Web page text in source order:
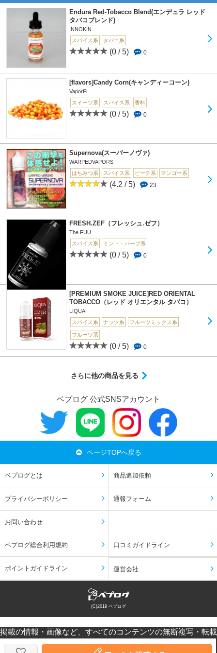
Endura Red-Tobacco Blend(エンデュラ レッド
タバコブレンド)
INNOKIN
スパイス系
タバコ系
(0 / 5) 0
[flavors]Candy Corn(キャンディーコーン)
VaporFi
スイーツ系
スパイス系 香料
(0 / 5) 0
Supernova(スーパーノヴァ)
WARPEDVAPORS
はちみつ系
スパイス系 ピーチ系 マンゴー系
(4.2 / 5) 23
FRESH.ZEF（フレッシュ.ゼフ）
The FUU
スパイス系
ミント・ハーブ系
(0 / 5) 0
[PREMIUM SMOKE JUICE]RED ORIENTAL
TOBACCO（レッド オリエンタル タバコ）
LIQUA
スパイス系
ナッツ系 フルーツミックス系
フルーツ系
(0 / 5) 0
さらに他の商品を見る
ベプログ 公式SNSアカウント
ページTOPへ戻る
ベプログとは 商品追加依頼
プライバシーポリシー 通報フォーム
お問い合わせ
ベプログ総合利用規約 口コミガイドライン
ポイントガイドライン 運営会社
(C)2019 ベプログ
掲載の情報・画像など、すべてのコンテンツの無断複写・転載
を禁じます。